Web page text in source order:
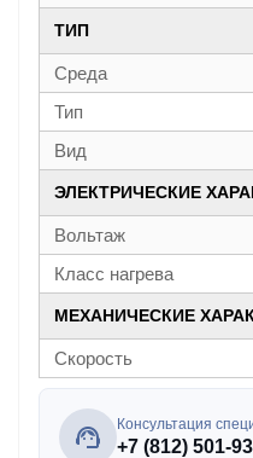
ТИП
Среда
Тип
Вид
ЭЛЕКТРИЧЕСКИЕ
Вольтаж
Класс нагрева
МЕХАНИЧЕСКИЕ
Скорость
Консультация
+7 (812) 501-